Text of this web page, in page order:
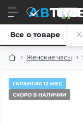
ru
Женские часы
Все о товаре
ГАРАНТИЯ 12 МЕС
СКОРО В НАЛИЧИИ